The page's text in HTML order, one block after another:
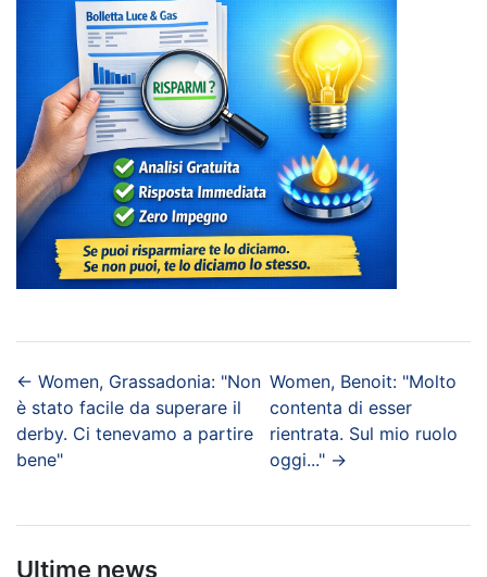
← Women, Grassadonia: "Non
è stato facile da superare il
derby. Ci tenevamo a partire
bene"
Women, Benoit: "Molto
contenta di esser
rientrata. Sul mio ruolo
oggi..." →
Ultime news